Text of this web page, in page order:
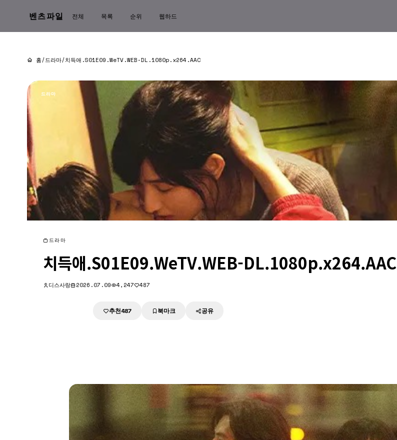
벤츠파일 전체 목록 순위 웹하드
홈/드라마/치득애.S01E09.WeTV.WEB-DL.1080p.x264.AAC
드라마
드라마
치득애.S01E09.WeTV.WEB-DL.1080p.x264.AAC
디스사랑 2026.07.09 4,247 487
추천487 북마크 공유